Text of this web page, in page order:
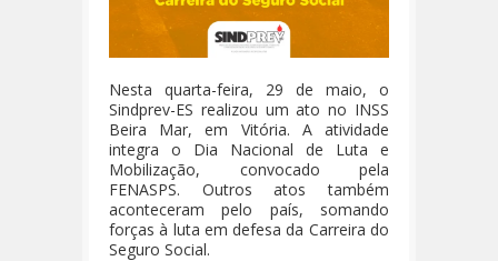
Nesta quarta-feira, 29 de maio, o
Sindprev-ES realizou um ato no INSS
Beira Mar, em Vitória. A atividade
integra o Dia Nacional de Luta e
Mobilização, convocado pela
FENASPS. Outros atos também
aconteceram pelo país, somando
forças à luta em defesa da Carreira do
Seguro Social.